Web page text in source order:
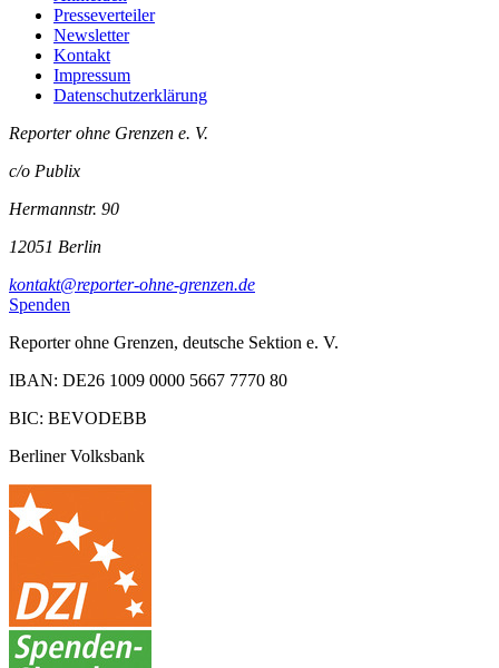
Presseverteiler
Newsletter
Kontakt
Impressum
Datenschutzerklärung
Reporter ohne Grenzen e. V.
c/o Publix
Hermannstr. 90
12051 Berlin
kontakt@reporter-ohne-grenzen.de
Spenden
Reporter ohne Grenzen, deutsche Sektion e. V.
IBAN: DE26 1009 0000 5667 7770 80
BIC: BEVODEBB
Berliner Volksbank